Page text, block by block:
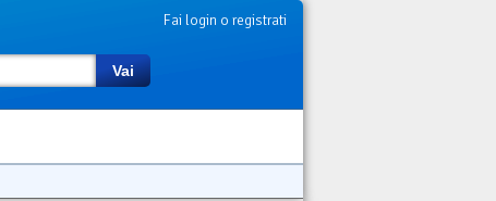
Fai login o registrati
Vai